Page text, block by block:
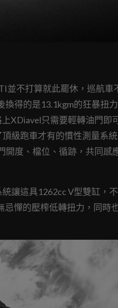
並不打算就此罷休，巡航車
得的是13.1kgm的狂暴扭
XDiavel只需要輕轉油門即
級跑車才有的慣性測量系
度、檔位、循跡，共同感
讓這具1262cc V型雙缸，
憚的壓榨低轉扭力，同時